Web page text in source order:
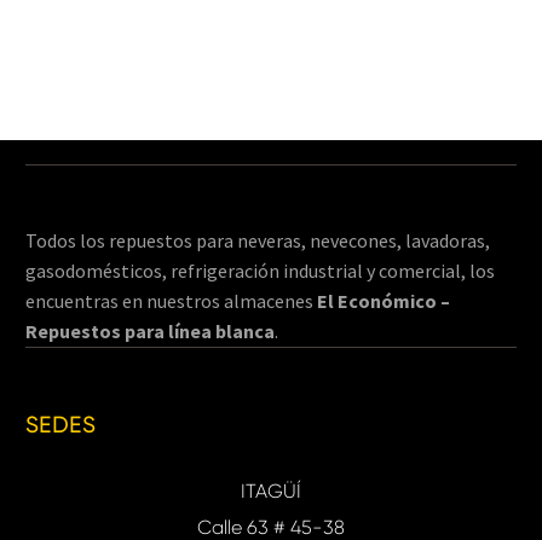
Todos los repuestos para neveras, nevecones, lavadoras,
gasodomésticos, refrigeración industrial y comercial, los
encuentras en nuestros almacenes El Económico –
Repuestos para línea blanca.
SEDES
ITAGÜÍ
Calle 63 # 45-38